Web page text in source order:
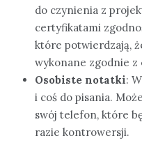
do czynienia z
certyfikatami
które potwierdzają,
wykonane zgodnie z
Osobiste notatki:
i coś do pisania.
swój telefon, które
razie kontrowersji.